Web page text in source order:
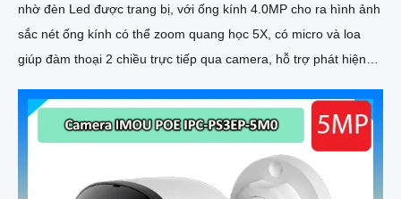
nhờ đèn Led được trang bị, với ống kính 4.0MP cho ra hình ảnh
sắc nét ống kính có thể zoom quang học 5X, có micro và loa
giúp đàm thoại 2 chiều trực tiếp qua camera, hỗ trợ phát hiện